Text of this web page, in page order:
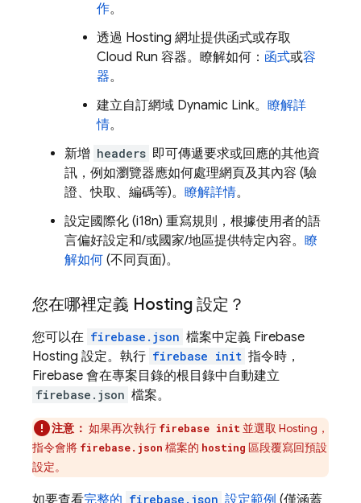
作。
透過 Hosting 網址提供函式或存取
Cloud Run 容器。瞭解如何： 函式或容
器。
建立自訂網域 Dynamic Link。 瞭解詳
情。
新增 headers 即可傳遞要求或回應的其他資
訊，例如瀏覽器應如何處理網頁及其內容 (驗
證、快取、編碼等)。 瞭解詳情。
設定國際化 (i18n) 重寫規則，根據使用者的語
言偏好設定和/或國家/地區提供特定內容。 瞭
解如何 (不同頁面)。
您在哪裡定義 Hosting 設定？
您可以在 firebase.json 檔案中定義 Firebase
Hosting 設定。執行 firebase init 指令時，
Firebase 會在專案目錄的根目錄中自動建立
firebase.json 檔案。
注意： 如果再次執行 firebase init並選取 Hosting ，
指令會將 firebase.json 檔案的 hosting 區段覆寫回預設
設定。
如要查看完整的 firebase.json 設定範例 (僅涵蓋